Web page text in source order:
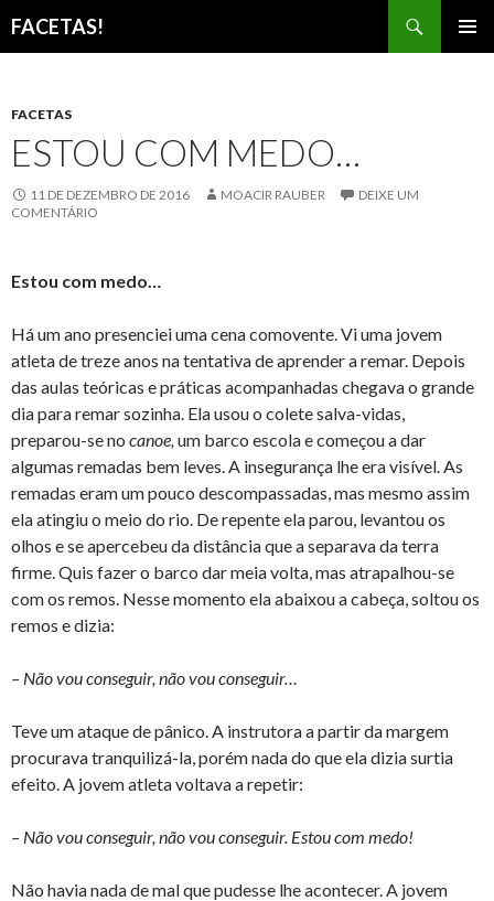
FACETAS!
CONTEÚDO
FACETAS
ESTOU COM MEDO…
11 DE DEZEMBRO DE 2016 MOACIR RAUBER
DEIXE UM
COMENTÁRIO
Estou com medo…
Há um ano presenciei uma cena comovente. Vi uma jovem
atleta de treze anos na tentativa de aprender a remar. Depois
das aulas teóricas e práticas acompanhadas chegava o grande
dia para remar sozinha. Ela usou o colete salva-vidas,
preparou-se no canoe, um barco escola e começou a dar
algumas remadas bem leves. A insegurança lhe era visível. As
remadas eram um pouco descompassadas, mas mesmo assim
ela atingiu o meio do rio. De repente ela parou, levantou os
olhos e se apercebeu da distância que a separava da terra
firme. Quis fazer o barco dar meia volta, mas atrapalhou-se
com os remos. Nesse momento ela abaixou a cabeça, soltou os
remos e dizia:
– Não vou conseguir, não vou conseguir…
Teve um ataque de pânico. A instrutora a partir da margem
procurava tranquilizá-la, porém nada do que ela dizia surtia
efeito. A jovem atleta voltava a repetir:
– Não vou conseguir, não vou conseguir. Estou com medo!
Não havia nada de mal que pudesse lhe acontecer. A jovem